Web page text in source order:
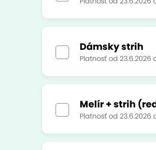
Dámsky strih
Platnosť od 23.6.2026
Melír + strih
Platnosť od 23.6.2026